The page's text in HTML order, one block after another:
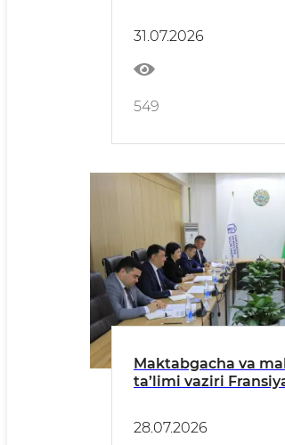
31.07.2026
549
Maktabgacha va
ta’limi vaziri
qildi
28.07.2026